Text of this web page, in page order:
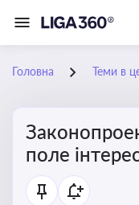
Головна Теми в
поле